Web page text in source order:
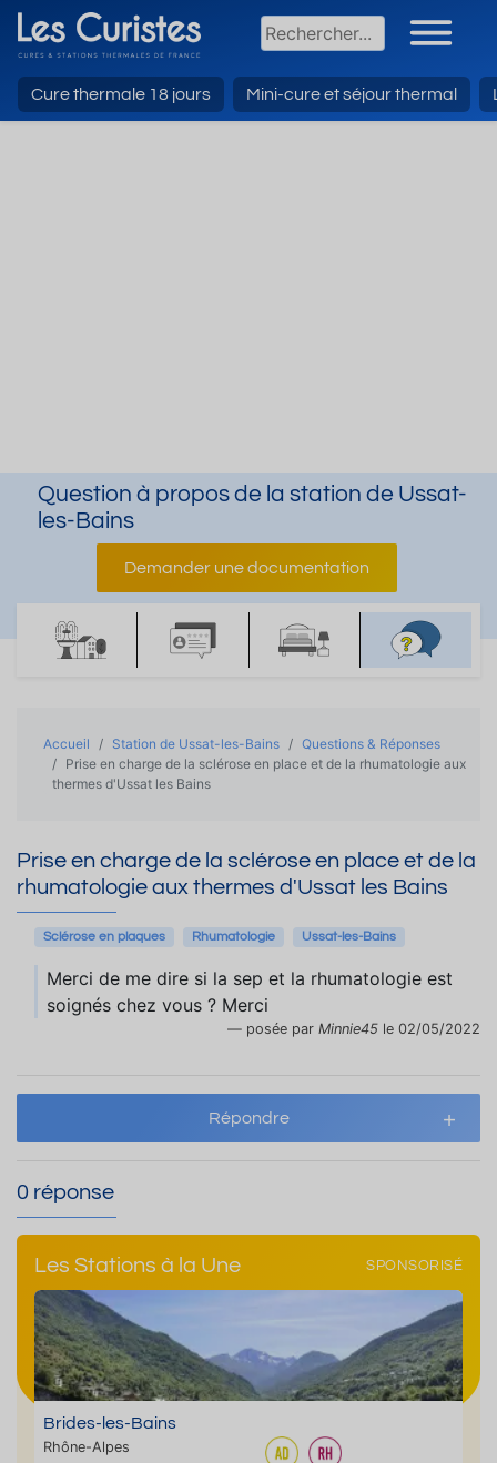
Cure thermale 18 jours Mini-cure et séjour thermal
Question à propos de la station de Ussat-
les-Bains
Demander une documentation
Accueil Station de Ussat-les-Bains
Questions & Réponses
Prise en charge de la sclérose en place et de la rhumatologie aux
thermes d'Ussat les Bains
Prise en charge de la sclérose en place et de la
rhumatologie aux thermes d'Ussat les Bains
Sclérose en plaques Rhumatologie Ussat-les-Bains
Merci de me dire si la sep et la rhumatologie est
soignés chez vous ? Merci
posée par Minnie45 le 02/05/2022
Répondre
0 réponse
Les Stations à la Une SPONSORISÉ
Brides-les-Bains
Rhône-Alpes